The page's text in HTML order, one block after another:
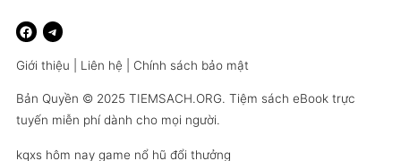
Giới thiệu Liên hệ Chính sách bảo mật
Bản Quyền © 2025 TIEMSACH.ORG. Tiệm sách eBook trực
tuyến miễn phí dành cho mọi người.
kqxs hôm nay game nổ hũ đổi thưởng